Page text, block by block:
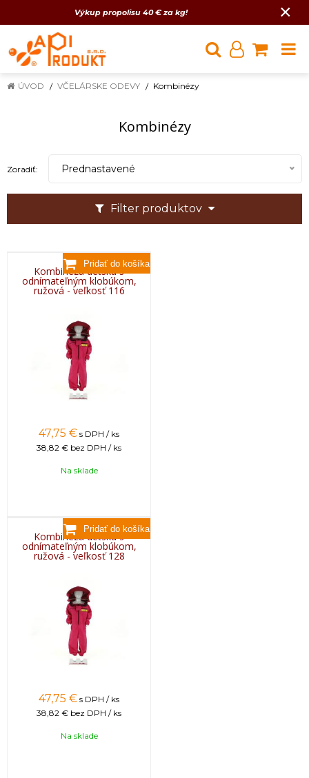
Výkup propolisu 40 € za kg! ×
ÚVOD VČELÁRSKE ODEVY Kombinézy
Kombinézy
Filter produktov
Zoradiť: Prednastavené
Kombinéza detská s
odnímateľným klobúkom,
ružová - veľkosť 116
47,75 € s DPH / ks
38,82 € bez DPH / ks
Na sklade
Kombinéza detská s
odnímateľným klobúkom,
ružová - veľkosť 128
47,75 € s DPH / ks
38,82 € bez DPH / ks
Na sklade